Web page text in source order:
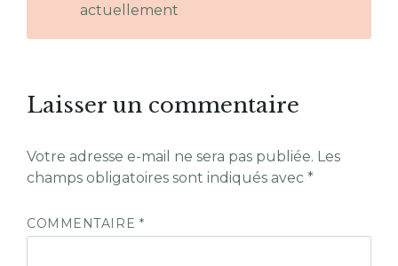
actuellement
Laisser un commentaire
Votre adresse e-mail ne sera pas publiée. Les
champs obligatoires sont indiqués avec *
COMMENTAIRE *